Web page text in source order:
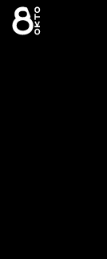
Zum
Inhalt
springen